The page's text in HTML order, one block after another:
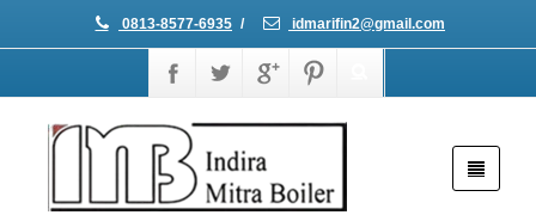
0813-8577-6935 / idmarifin2@gmail.com